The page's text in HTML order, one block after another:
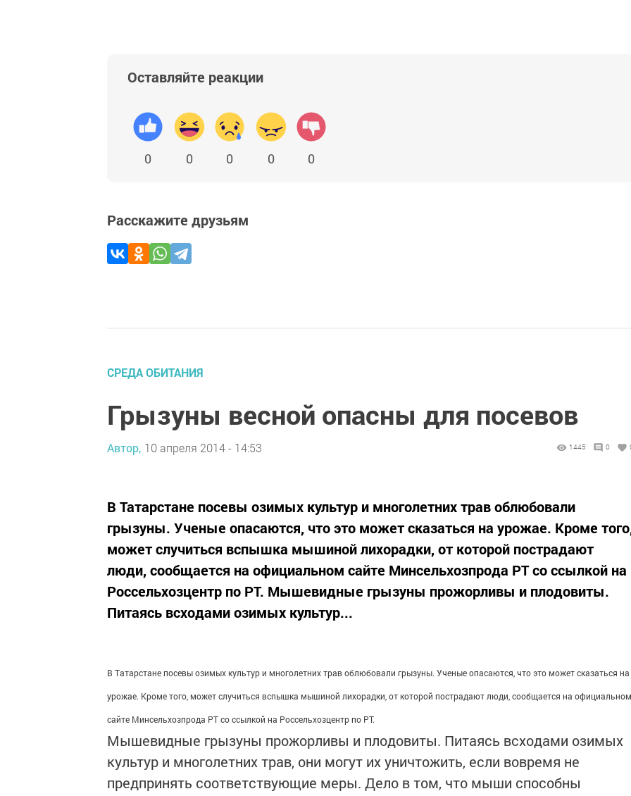
Оставляйте реакции
0 0 0 0 0
Расскажите друзьям
СРЕДА ОБИТАНИЯ
Грызуны весной опасны для посевов
Автор, 10 апреля 2014 - 14:53 1445 0
В Татарстане посевы озимых культур и многолетних трав облюбовали
грызуны. Ученые опасаются, что это может сказаться на урожае. Кроме
может случиться вспышка мышиной лихорадки, от которой пострадают
люди, сообщается на официальном сайте Минсельхозпрода РТ со ссылкой на
Россельхозцентр по РТ. Мышевидные грызуны прожорливы и плодовиты.
Питаясь всходами озимых культур...
В Татарстане посевы озимых культур и многолетних трав облюбовали грызуны. Ученые опасаются, что это может сказаться на
урожае. Кроме того, может случиться вспышка мышиной лихорадки, от которой пострадают люди, сообщается на официальном
сайте Минсельхозпрода РТ со ссылкой на Россельхозцентр по РТ.
Мышевидные грызуны прожорливы и плодовиты. Питаясь всходами озимых
культур и многолетних трав, они могут их уничтожить, если вовремя не
предпринять соответствующие меры. Дело в том, что мыши способны